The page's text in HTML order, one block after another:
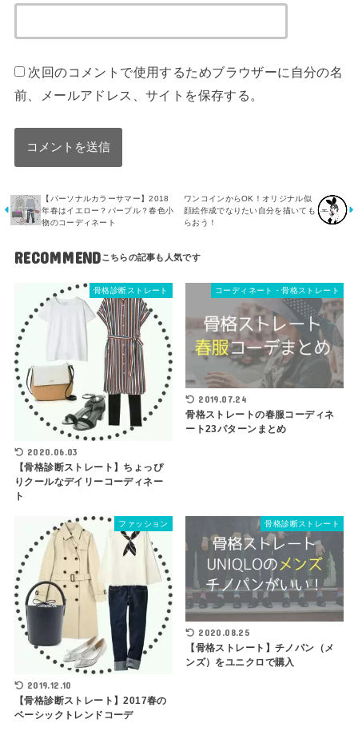
次回のコメントで使用するためブラウザーに自分の名
前、メールアドレス、サイトを保存する。
【パーソナルカラーサマー】2018
年春はイエロー？パープル？春色小
物のコーディネート
ワンコインからOK！オリジナル似
顔絵作成でなりたい自分を描いても
らおう！
RECOMMEND
骨格診断ストレート
2020.06.03
【骨格診断ストレート】ちょっぴ
りクールなデイリーコーディネー
ト
コーディネート・骨格ストレート
2019.07.24
骨格ストレートの春服コーディネ
ート23パターンまとめ
ファッション
2019.12.10
【骨格診断ストレート】2017春の
ベーシックトレンドコーデ
骨格診断ストレート
2020.08.25
【骨格ストレート】チノパン（メ
ンズ）をユニクロで購入